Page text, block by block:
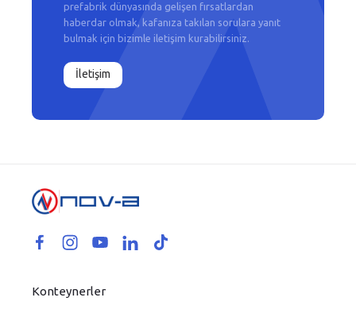
prefabrik dünyasında gelişen fırsatlardan
haberdar olmak, kafanıza takılan sorulara yanıt
bulmak için bizimle iletişim kurabilirsiniz.
İletişim
Konteynerler